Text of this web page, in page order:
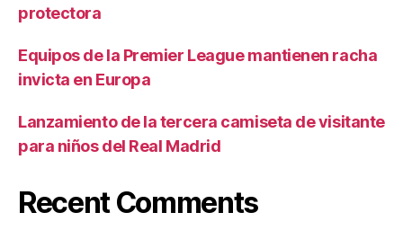
protectora
Equipos de la Premier League mantienen racha
invicta en Europa
Lanzamiento de la tercera camiseta de visitante
para niños del Real Madrid
Recent Comments